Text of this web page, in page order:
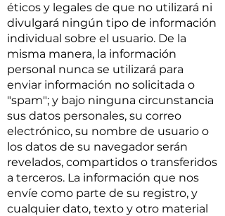
éticos y legales de que no utilizará ni
divulgará ningún tipo de información
individual sobre el usuario. De la
misma manera, la información
personal nunca se utilizará para
enviar información no solicitada o
"spam"; y bajo ninguna circunstancia
sus datos personales, su correo
electrónico, su nombre de usuario o
los datos de su navegador serán
revelados, compartidos o transferidos
a terceros. La información que nos
envíe como parte de su registro, y
cualquier dato, texto y otro material